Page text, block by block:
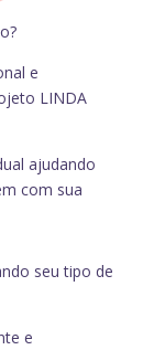
e
LINDA
ajudando
com sua
seu tipo de
e